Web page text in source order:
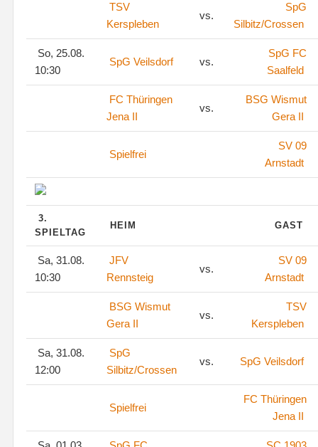
TSV
Kerspleben
vs.
SpG
Silbitz/Crossen
So, 25.08.
10:30
SpG Veilsdorf vs.
SpG FC
Saalfeld
FC Thüringen
Jena II
vs.
BSG Wismut
Gera II
Spielfrei
SV 09
Arnstadt
3.
SPIELTAG
HEIM GAST
Sa, 31.08.
10:30
JFV
Rennsteig
vs.
SV 09
Arnstadt
BSG Wismut
Gera II
vs.
TSV
Kerspleben
Sa, 31.08.
12:00
SpG
Silbitz/Crossen
vs. SpG Veilsdorf
Spielfrei
FC Thüringen
Jena II